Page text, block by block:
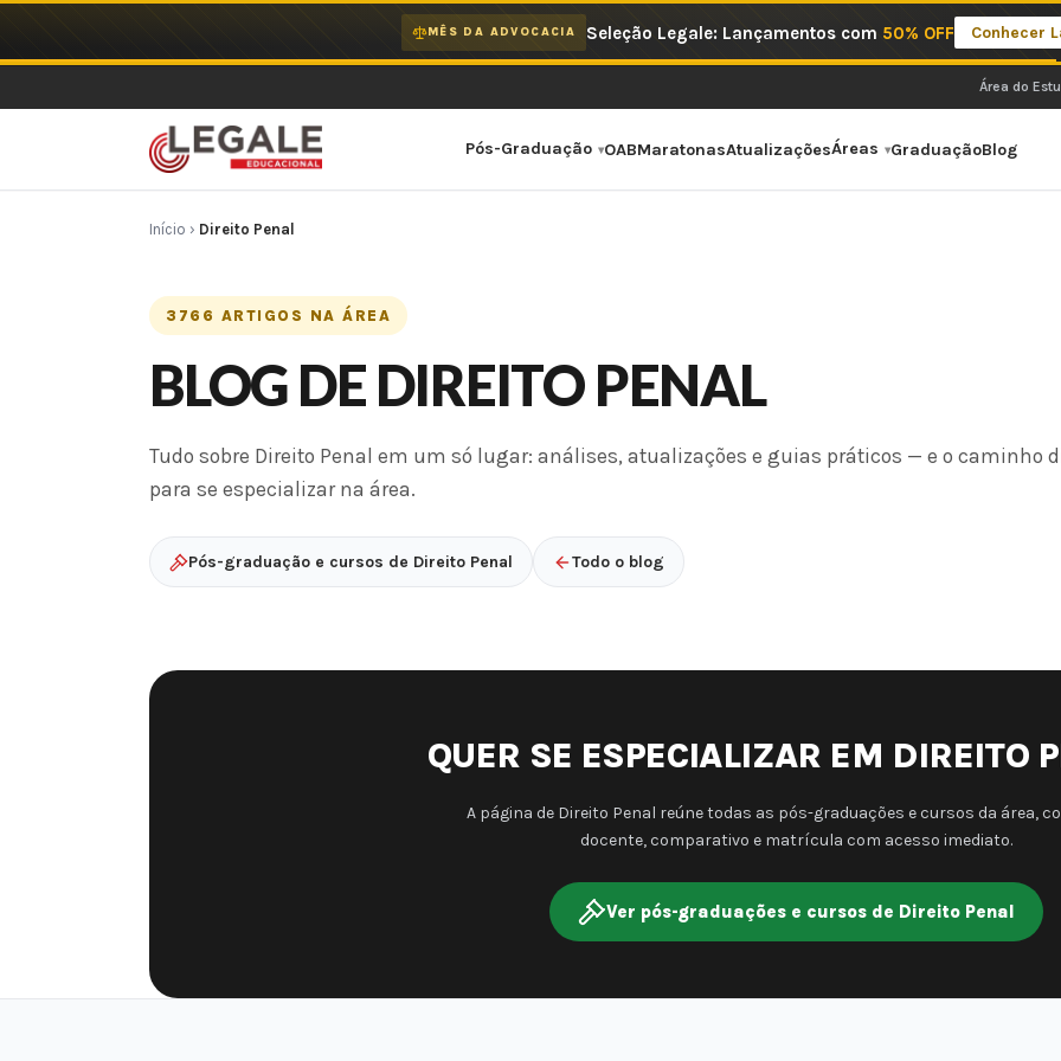
o
MÊS DA ADVOCACIA Seleção Legale: Lançamentos com 50% OFF Conhecer
Área do
Pós-Graduação OABMaratonasAtualizaçõesÁreas GraduaçãoBlog
Início › Direito Penal
3766 ARTIGOS NA ÁREA
BLOG DE DIREITO PENAL
Tudo sobre Direito Penal em um só lugar: análises, atualizações e guias práticos — e o caminho
para se especializar na área.
Pós-graduação e cursos de Direito Penal Todo o blog
QUER SE ESPECIALIZAR EM DIREITO
A página de Direito Penal reúne todas as pós-graduações e cursos da área,
docente, comparativo e matrícula com acesso imediato.
Ver pós-graduações e cursos de Direito Penal